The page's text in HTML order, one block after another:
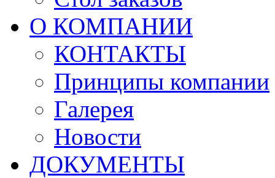
О КОМПАНИИ
КОНТАКТЫ
Принципы компании
Галерея
Новости
ДОКУМЕНТЫ